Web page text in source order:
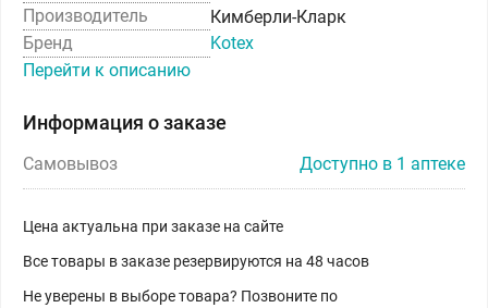
Производитель
Кимберли-Кларк
Бренд
Kotex
Перейти к описанию
Информация о заказе
Самовывоз Доступно в 1 аптеке
Цена актуальна при заказе на сайте
Все товары в заказе резервируются на 48 часов
Не уверены в выборе товара? Позвоните по